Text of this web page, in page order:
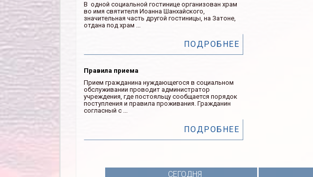
В одной социальной гостинице организован храм
во имя святителя Иоанна Шанхайского,
значительная часть другой гостиницы, на Затоне,
отдана под храм ...
ПОДРОБНЕЕ
Правила приема
Прием гражданина нуждающегося в социальном
обслуживании проводит администратор
учреждения, где постояльцу сообщается порядок
поступления и правила проживания. Гражданин
согласный с ...
ПОДРОБНЕЕ
СЕГОДНЯ